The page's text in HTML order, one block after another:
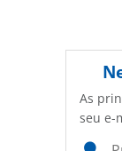
As
seu e-